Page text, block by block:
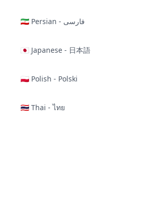
🇮🇷 Persian - فارسی
🇯🇵 Japanese - 日本語
🇵🇱 Polish - Polski
🇹🇭 Thai - ไทย